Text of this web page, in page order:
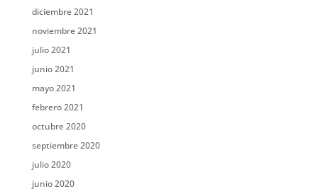
diciembre 2021
noviembre 2021
julio 2021
junio 2021
mayo 2021
febrero 2021
octubre 2020
septiembre 2020
julio 2020
junio 2020